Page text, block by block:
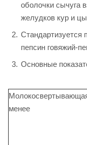
оболочки сычуга
желудков кур и
Стандартизуется
пепсин говяжий-
Основные
менее